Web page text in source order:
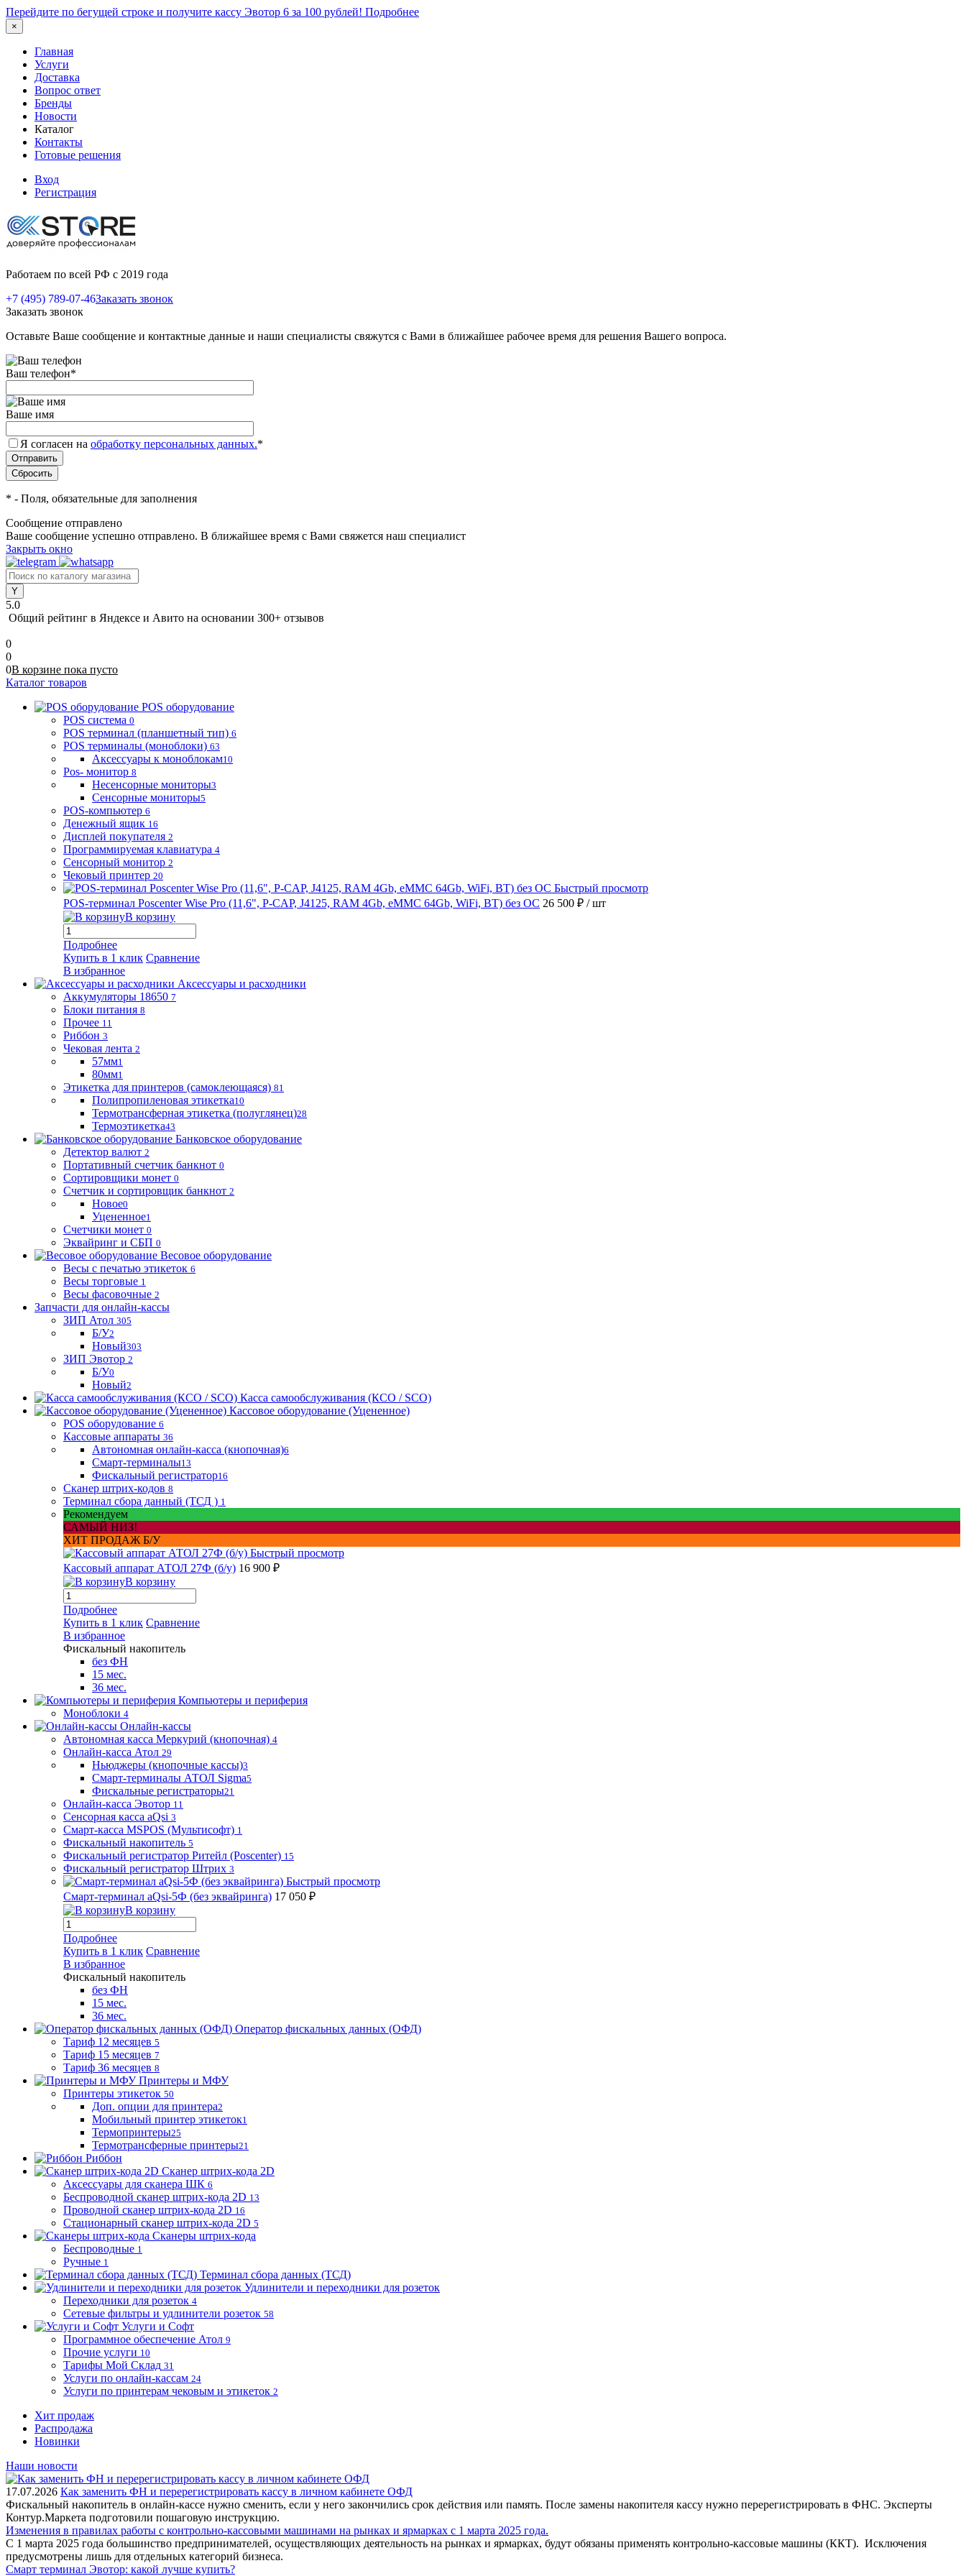
Перейдите по бегущей строке и получите кассу Эвотор 6 за 100 рублей! Подробнее
×
Главная
Услуги
Доставка
Вопрос ответ
Бренды
Новости
Каталог
Контакты
Готовые решения
Вход
Регистрация
Работаем по всей РФ с 2019 года
+7 (495) 789-07-46Заказать звонок
Заказать звонок
Оставьте Ваше сообщение и контактные данные и наши специалисты свяжутся с Вами в ближайшее рабочее время для решения Вашего вопроса.
Ваш телефон*
Ваше имя
Я согласен на обработку персональных данных.*
* - Поля, обязательные для заполнения
Сообщение отправлено
Ваше сообщение успешно отправлено. В ближайшее время с Вами свяжется наш специалист
Закрыть окно
5.0
Общий рейтинг в Яндексе и Авито на основании 300+ отзывов
0
0
0В корзине пока пусто
Каталог товаров
POS оборудование
POS система 0
POS терминал (планшетный тип) 6
POS терминалы (моноблоки) 63
Аксессуары к моноблокам10
Pos- монитор 8
Несенсорные мониторы3
Сенсорные мониторы5
POS-компьютер 6
Денежный ящик 16
Дисплей покупателя 2
Программируемая клавиатура 4
Сенсорный монитор 2
Чековый принтер 20
Быстрый просмотр
POS-терминал Poscenter Wise Pro (11,6", P-CAP, J4125, RAM 4Gb, eMMC 64Gb, WiFi, BT) без ОС 26 500 ₽ / шт
В корзину
Подробнее
Купить в 1 клик Сравнение
В избранное
Аксессуары и расходники
Аккумуляторы 18650 7
Блоки питания 8
Прочее 11
Риббон 3
Чековая лента 2
57мм1
80мм1
Этикетка для принтеров (самоклеющаяся) 81
Полипропиленовая этикетка10
Термотрансферная этикетка (полуглянец)28
Термоэтикетка43
Банковское оборудование
Детектор валют 2
Портативный счетчик банкнот 0
Сортировщики монет 0
Счетчик и сортировщик банкнот 2
Новое0
Уцененное1
Счетчики монет 0
Эквайринг и СБП 0
Весовое оборудование
Весы с печатью этикеток 6
Весы торговые 1
Весы фасовочные 2
Запчасти для онлайн-кассы
ЗИП Атол 305
Б/У2
Новый303
ЗИП Эвотор 2
Б/У0
Новый2
Касса самообслуживания (КСО / SCO)
Кассовое оборудование (Уцененное)
POS оборудование 6
Кассовые аппараты 36
Автономная онлайн-касса (кнопочная)6
Смарт-терминалы13
Фискальный регистратор16
Сканер штрих-кодов 8
Терминал сбора данный (ТСД ) 1
Рекомендуем
САМЫЙ НИЗ!
ХИТ ПРОДАЖ Б/У
Быстрый просмотр
Кассовый аппарат АТОЛ 27Ф (б/у) 16 900 ₽
В корзину
Подробнее
Купить в 1 клик Сравнение
В избранное
Фискальный накопитель
без ФН
15 мес.
36 мес.
Компьютеры и периферия
Моноблоки 4
Онлайн-кассы
Автономная касса Меркурий (кнопочная) 4
Онлайн-касса Атол 29
Ньюджеры (кнопочные кассы)3
Смарт-терминалы АТОЛ Sigma5
Фискальные регистраторы21
Онлайн-касса Эвотор 11
Сенсорная касса aQsi 3
Смарт-касса MSPOS (Мультисофт) 1
Фискальный накопитель 5
Фискальный регистратор Ритейл (Poscenter) 15
Фискальный регистратор Штрих 3
Быстрый просмотр
Смарт-терминал aQsi-5Ф (без эквайринга) 17 050 ₽
В корзину
Подробнее
Купить в 1 клик Сравнение
В избранное
Фискальный накопитель
без ФН
15 мес.
36 мес.
Оператор фискальных данных (ОФД)
Тариф 12 месяцев 5
Тариф 15 месяцев 7
Тариф 36 месяцев 8
Принтеры и МФУ
Принтеры этикеток 50
Доп. опции для принтера2
Мобильный принтер этикеток1
Термопринтеры25
Термотрансферные принтеры21
Риббон
Сканер штрих-кода 2D
Аксессуары для сканера ШК 6
Беспроводной сканер штрих-кода 2D 13
Проводной сканер штрих-кода 2D 16
Стационарный сканер штрих-кода 2D 5
Сканеры штрих-кода
Беспроводные 1
Ручные 1
Терминал сбора данных (ТСД)
Удлинители и переходники для розеток
Переходники для розеток 4
Сетевые фильтры и удлинители розеток 58
Услуги и Софт
Программное обеспечение Атол 9
Прочие услуги 10
Тарифы Мой Склад 31
Услуги по онлайн-кассам 24
Услуги по принтерам чековым и этикеток 2
Хит продаж
Распродажа
Новинки
Наши новости
17.07.2026 Как заменить ФН и перерегистрировать кассу в личном кабинете ОФД
Фискальный накопитель в онлайн-кассе нужно сменить, если у него закончились срок действия или память. После замены накопителя кассу нужно перерегистрировать в ФНС. Эксперты
Контур.Маркета подготовили пошаговую инструкцию.
Изменения в правилах работы с контрольно-кассовыми машинами на рынках и ярмарках с 1 марта 2025 года.
С 1 марта 2025 года большинство предпринимателей, осуществляющих деятельность на рынках и ярмарках, будут обязаны применять контрольно-кассовые машины (ККТ). Исключения
предусмотрены лишь для отдельных категорий бизнеса.
Смарт терминал Эвотор: какой лучше купить?